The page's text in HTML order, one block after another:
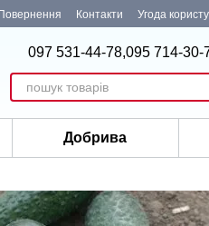
Повернення Контакти Угода
097 531-44-78,095 714-30-
Добрива